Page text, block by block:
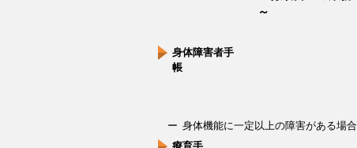
身体障害者手
帳
ー 身体機能に一定以上の障害がある場合
～